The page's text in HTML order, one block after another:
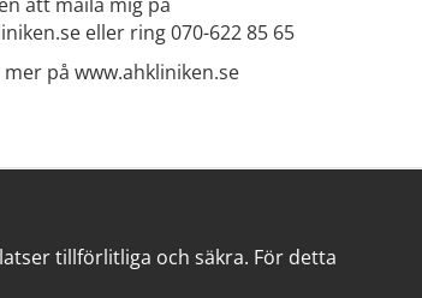
eller ring 070-622 85 65
mer på www.ahkliniken.se
tillförlitliga och säkra. För detta